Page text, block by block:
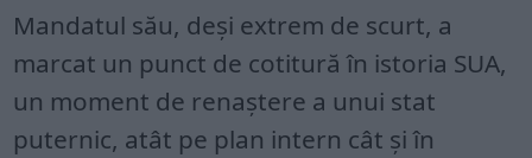
Mandatul său, deşi extrem de scurt, a
marcat un punct de cotitură în istoria SUA,
un moment de renaştere a unui stat
puternic, atât pe plan intern cât şi în